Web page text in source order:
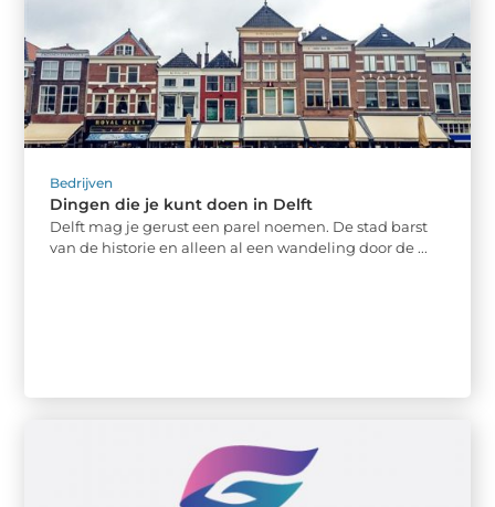
Bedrijven
Dingen die je kunt doen in Delft
Delft mag je gerust een parel noemen. De stad barst
van de historie en alleen al een wandeling door de ...